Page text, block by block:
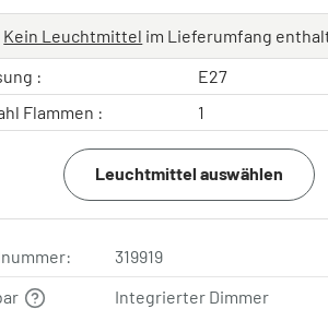
Kein Leuchtmittel im Lieferumfang
:
E27
Flammen :
1
Leuchtmittel auswählen
319919
Integrierter Dimmer